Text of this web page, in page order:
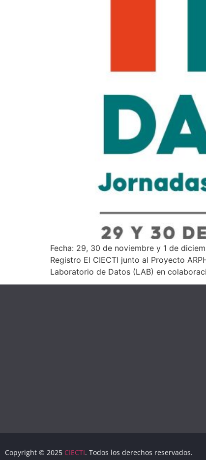
Fecha: 29, 30 de noviembre y 1 de
Registro El CIECTI junto al Proyecto
Laboratorio de Datos (LAB) en
Copyright © 2025 CIECTI. Todos los derechos reservados.